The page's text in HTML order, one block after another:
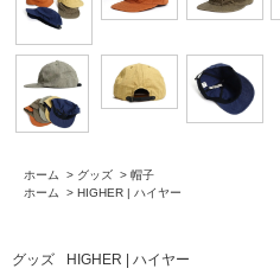
ホーム > グッズ > 帽子
ホーム
> HIGHER | ハイヤー
グッズ HIGHER | ハイヤー